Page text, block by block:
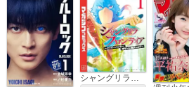
シャングリラ・フロンティア ～クソゲーハンター、神ゲーに挑まんとす～